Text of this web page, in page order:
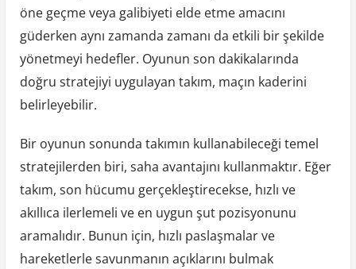
öne geçme veya galibiyeti elde etme amacını
güderken aynı zamanda zamanı da etkili bir şekilde
yönetmeyi hedefler. Oyunun son dakikalarında
doğru stratejiyi uygulayan takım, maçın kaderini
belirleyebilir.
Bir oyunun sonunda takımın kullanabileceği temel
stratejilerden biri, saha avantajını kullanmaktır. Eğer
takım, son hücumu gerçekleştirecekse, hızlı ve
akıllıca ilerlemeli ve en uygun şut pozisyonunu
aramalıdır. Bunun için, hızlı paslaşmalar ve
hareketlerle savunmanın açıklarını bulmak